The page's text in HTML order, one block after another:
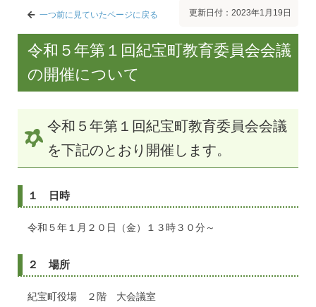
一つ前に見ていたページに戻る 更新日付：2023年1月19日
令和５年第１回紀宝町教育委員会会議
の開催について
令和５年第１回紀宝町教育委員会会議
を下記のとおり開催します。
１ 日時
令和５年１月２０日（金）１３時３０分～
２ 場所
紀宝町役場 ２階 大会議室